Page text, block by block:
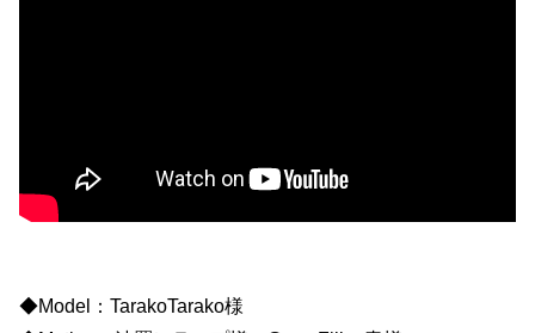
◆Model：TarakoTarako様